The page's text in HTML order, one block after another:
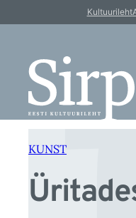
sisu
Kultuurileht
KUNST